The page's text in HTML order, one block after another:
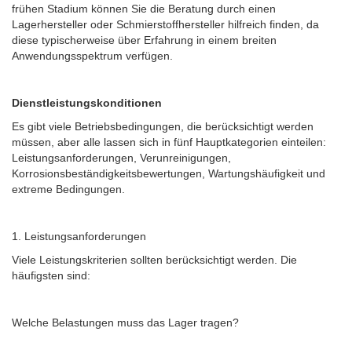
frühen Stadium können Sie die Beratung durch einen
Lagerhersteller oder Schmierstoffhersteller hilfreich finden, da
diese typischerweise über Erfahrung in einem breiten
Anwendungsspektrum verfügen.
Dienstleistungskonditionen
Es gibt viele Betriebsbedingungen, die berücksichtigt werden
müssen, aber alle lassen sich in fünf Hauptkategorien einteilen:
Leistungsanforderungen, Verunreinigungen,
Korrosionsbeständigkeitsbewertungen, Wartungshäufigkeit und
extreme Bedingungen.
1. Leistungsanforderungen
Viele Leistungskriterien sollten berücksichtigt werden. Die
häufigsten sind:
Welche Belastungen muss das Lager tragen?